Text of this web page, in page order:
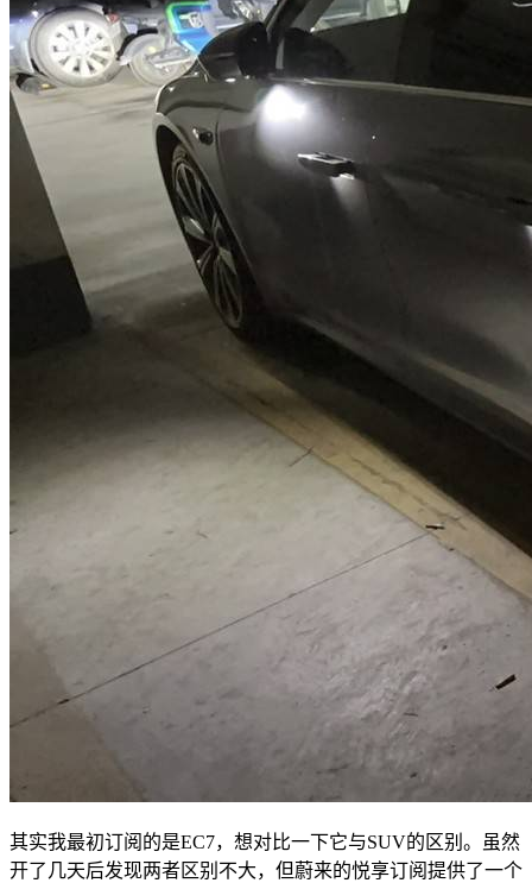
其实我最初订阅的是EC7，想对比一下它与SUV的区别。虽然
开了几天后发现两者区别不大，但蔚来的悦享订阅提供了一个